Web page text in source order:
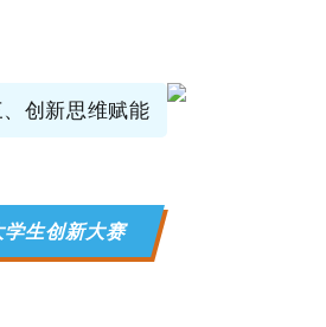
创新思维赋能
学生创新大赛